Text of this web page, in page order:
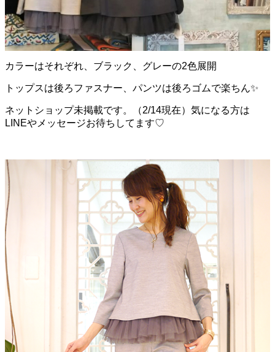
カラーはそれぞれ、ブラック、グレーの2色展開
トップスは後ろファスナー、パンツは後ろゴムで楽ちん✨
ネットショップ未掲載です。（2/14現在）気になる方は
LINEやメッセージお待ちしてます♡